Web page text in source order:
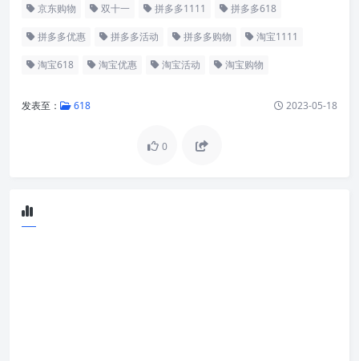
京东购物 双十一 拼多多1111 拼多多618
拼多多优惠 拼多多活动 拼多多购物 淘宝1111
淘宝618 淘宝优惠 淘宝活动 淘宝购物
发表至： 618 2023-05-18
0